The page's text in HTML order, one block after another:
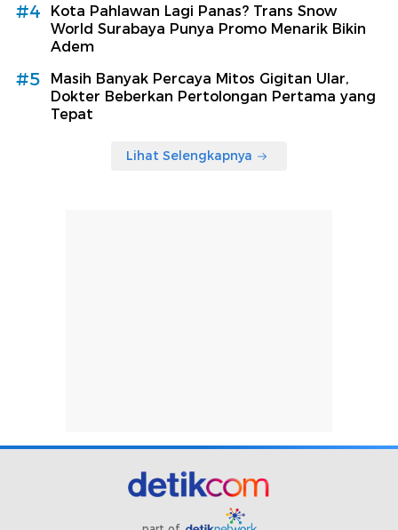
#4
Kota Pahlawan Lagi Panas? Trans Snow
World Surabaya Punya Promo Menarik Bikin
Adem
#5
Masih Banyak Percaya Mitos Gigitan Ular,
Dokter Beberkan Pertolongan Pertama yang
Tepat
Lihat Selengkapnya